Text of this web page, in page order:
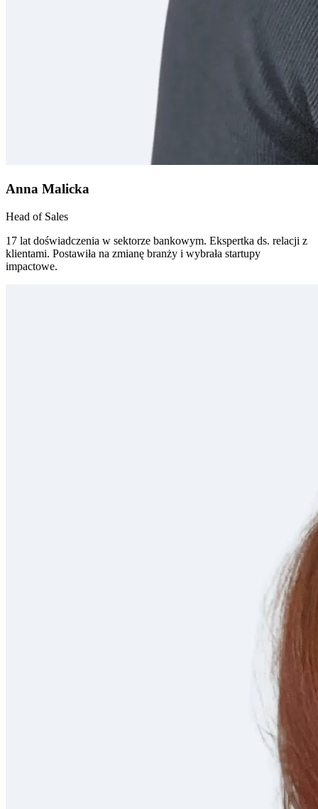
Anna Malicka
Head of Sales
17 lat doświadczenia w sektorze bankowym. Ekspertka ds. relacji z
klientami. Postawiła na zmianę branży i wybrała startupy
impactowe.